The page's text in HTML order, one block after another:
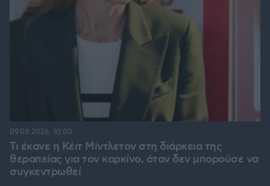
Τι έκανε η Κέιτ Μίντλετον στη διάρκεια της
θεραπείας για τον καρκίνο, όταν δεν μπορούσε να
συγκεντρωθεί
09.08.2026, 10:00